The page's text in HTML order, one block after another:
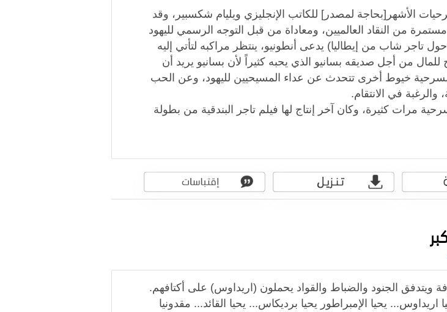
الأشهر[بحاجة لمصدر] للكاتب الإنجليزي ويليام شكسبير، وقد
من النقاد العالميين، ومعاداة من قبل التوجه الرسمي لليهود
تاجر شاب من إيطاليا) يدعى أنطونيو، ينتظر مراكبه لتأتي إليه
للمال من أجل صديقه بسانيو الذي يحبه كثيراً لأن بسانيو يريد أن
خيوط أخرى تتحدث عن عداء المسيحيين لليهود، وعن الحب
والرغبة في الانتقام.
مرات كثيرة، وكان آخر إنتاج لها فيلم تاجر البندقية من بطولة
ويتدفق الجنود والضباط والقواد يحملون (اريداوس) على أكتافهم.
اريداوس... يحيا الإمبراطور يحيا برديكاس... يحيا القائد... مقدونيا